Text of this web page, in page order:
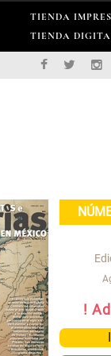
TIENDA
TIENDA
!